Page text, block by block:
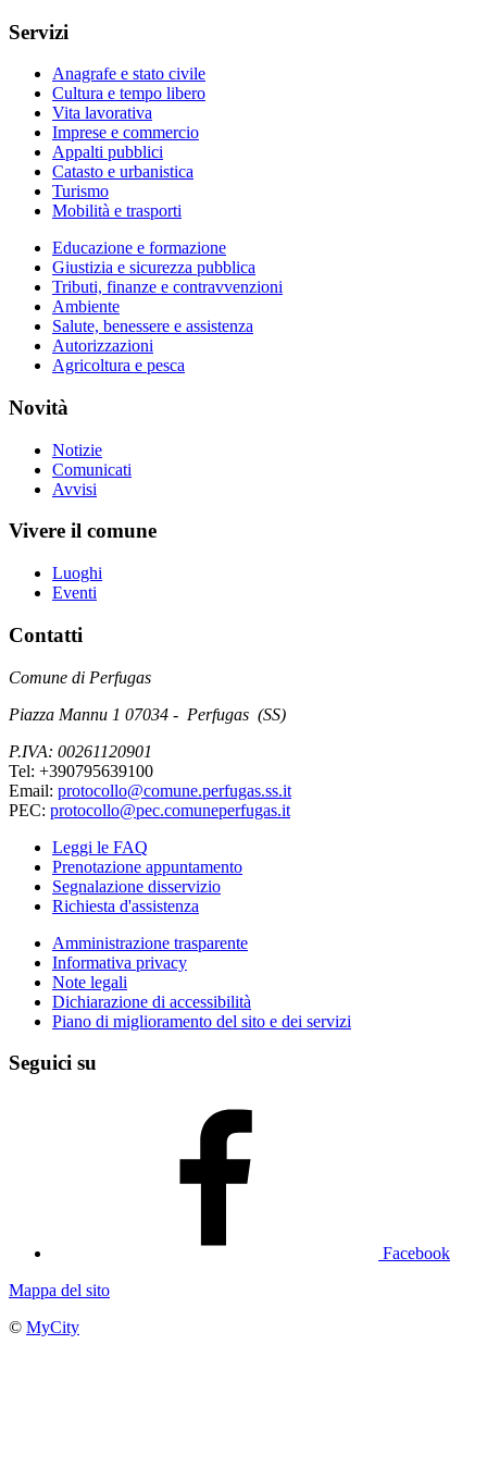
Servizi
Anagrafe e stato civile
Cultura e tempo libero
Vita lavorativa
Imprese e commercio
Appalti pubblici
Catasto e urbanistica
Turismo
Mobilità e trasporti
Educazione e formazione
Giustizia e sicurezza pubblica
Tributi, finanze e contravvenzioni
Ambiente
Salute, benessere e assistenza
Autorizzazioni
Agricoltura e pesca
Novità
Notizie
Comunicati
Avvisi
Vivere il comune
Luoghi
Eventi
Contatti
Comune di Perfugas
Piazza Mannu 1 07034 - Perfugas (SS)
P.IVA: 00261120901
Tel: +390795639100
Email: protocollo@comune.perfugas.ss.it
PEC: protocollo@pec.comuneperfugas.it
Leggi le FAQ
Prenotazione appuntamento
Segnalazione disservizio
Richiesta d'assistenza
Amministrazione trasparente
Informativa privacy
Note legali
Dichiarazione di accessibilità
Piano di miglioramento del sito e dei servizi
Seguici su
Facebook
Mappa del sito
© MyCity